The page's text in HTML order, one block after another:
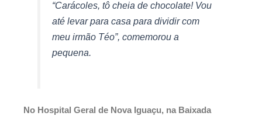
“Carácoles, tô cheia de chocolate! Vou
até levar para casa para dividir com
meu irmão Téo”, comemorou a
pequena.
No Hospital Geral de Nova Iguaçu, na Baixada